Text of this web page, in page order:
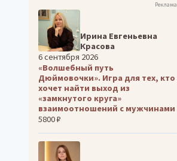
Реклама
Ирина Евгеньевна
Красова
6 сентября 2026
«Волшебный путь
Дюймовочки». Игра для тех, кто
хочет найти выход из
«замкнутого круга»
взаимоотношений с мужчинами
5800 ₽